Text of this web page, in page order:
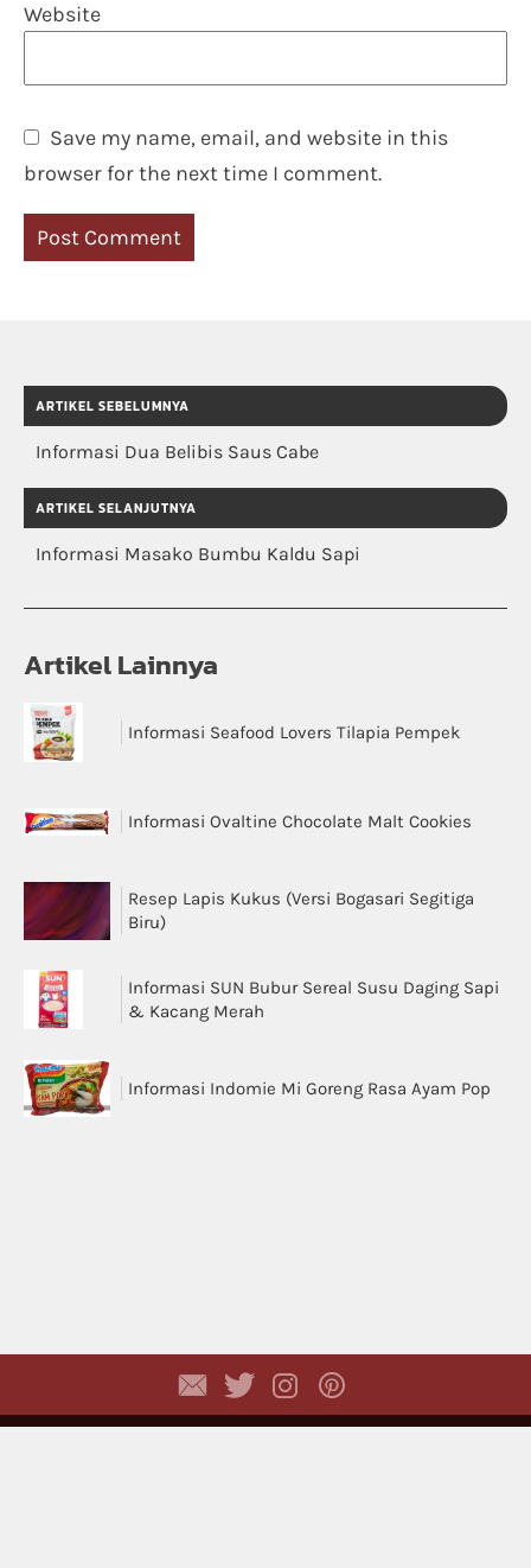
Website
Save my name, email, and website in this
browser for the next time I comment.
ARTIKEL SEBELUMNYA
Informasi Dua Belibis Saus Cabe
ARTIKEL SELANJUTNYA
Informasi Masako Bumbu Kaldu Sapi
Artikel Lainnya
Informasi Seafood Lovers Tilapia Pempek
Informasi Ovaltine Chocolate Malt Cookies
Resep Lapis Kukus (Versi Bogasari Segitiga
Biru)
Informasi SUN Bubur Sereal Susu Daging Sapi
& Kacang Merah
Informasi Indomie Mi Goreng Rasa Ayam Pop